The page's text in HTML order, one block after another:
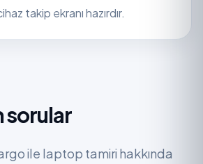
takip ekranı hazırdır.
sorular
ile laptop tamiri hakkında